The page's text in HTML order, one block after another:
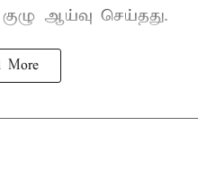
ஆய்வு செய்தது.
More